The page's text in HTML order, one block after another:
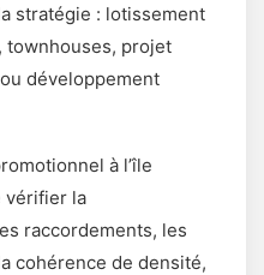
stratégie : lotissement
townhouses, projet
développement
à l’île
vérifier la
raccordements, les
cohérence de densité,